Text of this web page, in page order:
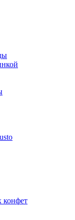
конфет